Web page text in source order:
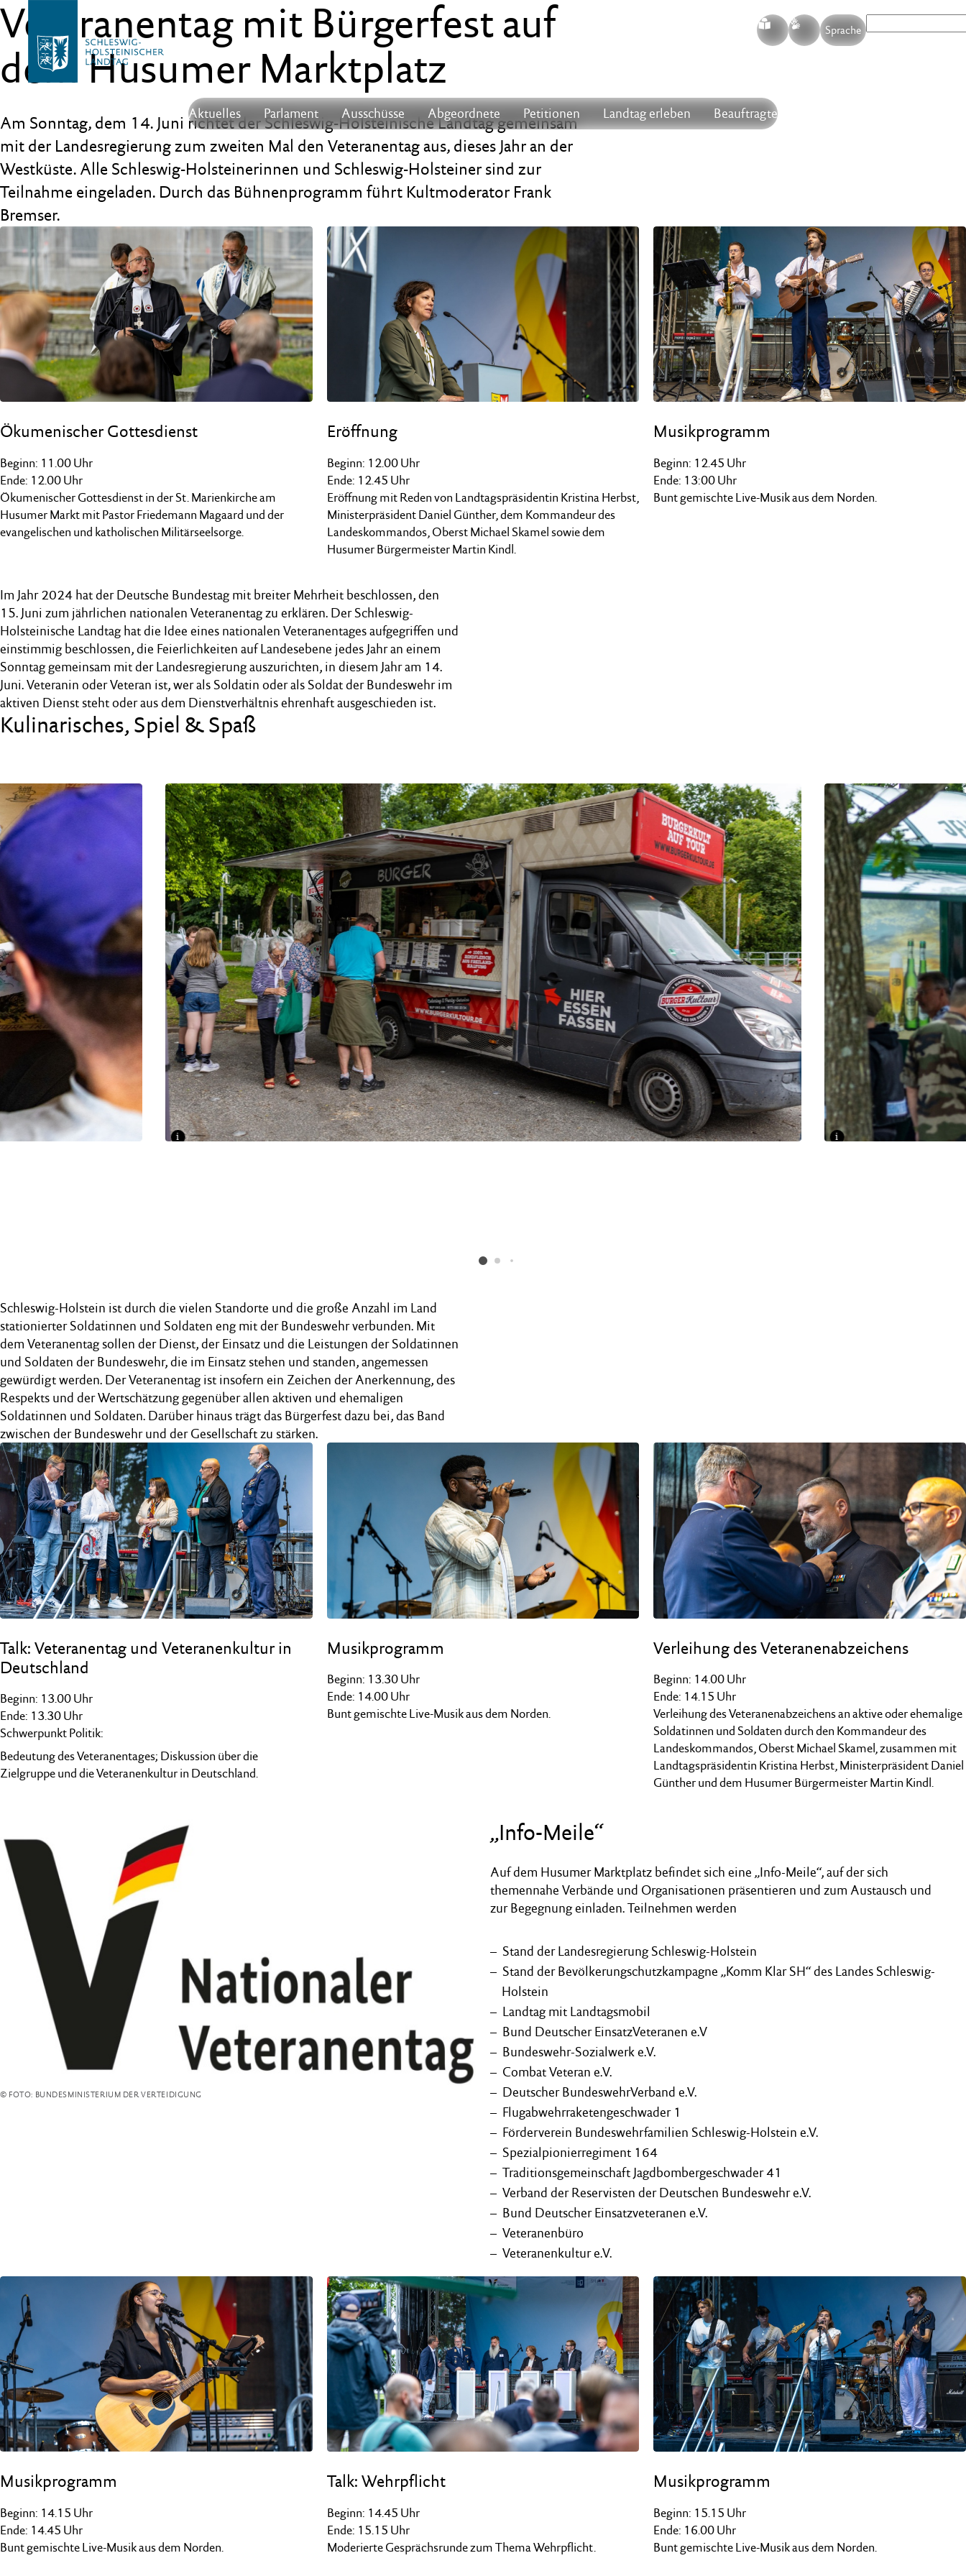
S G Sprache
Aktuelles Parlament Ausschüsse Abgeordnete Petitionen Landtag erleben Beauftragte
Veteranentag mit Bürgerfest auf
dem Husumer Marktplatz
Am Sonntag, dem 14. Juni richtet der Schleswig-Holsteinische Landtag gemeinsam
mit der Landesregierung zum zweiten Mal den Veteranentag aus, dieses Jahr an der
Westküste. Alle Schleswig-Holsteinerinnen und Schleswig-Holsteiner sind zur
Teilnahme eingeladen. Durch das Bühnenprogramm führt Kultmoderator Frank
Bremser.
Ökumenischer Gottesdienst
Beginn: 11.00 Uhr
Ende: 12.00 Uhr
Ökumenischer Gottesdienst in der St. Marienkirche am
Husumer Markt mit Pastor Friedemann Magaard und der
evangelischen und katholischen Militärseelsorge.
Eröffnung
Beginn: 12.00 Uhr
Ende: 12.45 Uhr
Eröffnung mit Reden von Landtagspräsidentin Kristina Herbst,
Ministerpräsident Daniel Günther, dem Kommandeur des
Landeskommandos, Oberst Michael Skamel sowie dem
Husumer Bürgermeister Martin Kindl.
Musikprogramm
Beginn: 12.45 Uhr
Ende: 13:00 Uhr
Bunt gemischte Live-Musik aus dem Norden.
Im Jahr 2024 hat der Deutsche Bundestag mit breiter Mehrheit beschlossen, den
15. Juni zum jährlichen nationalen Veteranentag zu erklären. Der Schleswig-
Holsteinische Landtag hat die Idee eines nationalen Veteranentages aufgegriffen und
einstimmig beschlossen, die Feierlichkeiten auf Landesebene jedes Jahr an einem
Sonntag gemeinsam mit der Landesregierung auszurichten, in diesem Jahr am 14.
Juni. Veteranin oder Veteran ist, wer als Soldatin oder als Soldat der Bundeswehr im
aktiven Dienst steht oder aus dem Dienstverhältnis ehrenhaft ausgeschieden ist.
Kulinarisches, Spiel & Spaß
i i
Schleswig-Holstein ist durch die vielen Standorte und die große Anzahl im Land
stationierter Soldatinnen und Soldaten eng mit der Bundeswehr verbunden. Mit
dem Veteranentag sollen der Dienst, der Einsatz und die Leistungen der Soldatinnen
und Soldaten der Bundeswehr, die im Einsatz stehen und standen, angemessen
gewürdigt werden. Der Veteranentag ist insofern ein Zeichen der Anerkennung, des
Respekts und der Wertschätzung gegenüber allen aktiven und ehemaligen
Soldatinnen und Soldaten. Darüber hinaus trägt das Bürgerfest dazu bei, das Band
zwischen der Bundeswehr und der Gesellschaft zu stärken.
Talk: Veteranentag und Veteranenkultur in
Deutschland
Beginn: 13.00 Uhr
Ende: 13.30 Uhr
Schwerpunkt Politik:
Bedeutung des Veteranentages; Diskussion über die
Zielgruppe und die Veteranenkultur in Deutschland.
Musikprogramm
Beginn: 13.30 Uhr
Ende: 14.00 Uhr
Bunt gemischte Live-Musik aus dem Norden.
Verleihung des Veteranenabzeichens
Beginn: 14.00 Uhr
Ende: 14.15 Uhr
Verleihung des Veteranenabzeichens an aktive oder ehemalige
Soldatinnen und Soldaten durch den Kommandeur des
Landeskommandos, Oberst Michael Skamel, zusammen mit
Landtagspräsidentin Kristina Herbst, Ministerpräsident Daniel
Günther und dem Husumer Bürgermeister Martin Kindl.
© FOTO: BUNDESMINISTERIUM DER VERTEIDIGUNG
„Info-Meile“
Auf dem Husumer Marktplatz befindet sich eine „Info-Meile“, auf der sich
themennahe Verbände und Organisationen präsentieren und zum Austausch und
zur Begegnung einladen. Teilnehmen werden
Stand der Landesregierung Schleswig-Holstein
Stand der Bevölkerungschutzkampagne „Komm Klar SH“ des Landes Schleswig-
Holstein
Landtag mit Landtagsmobil
Bund Deutscher EinsatzVeteranen e.V
Bundeswehr-Sozialwerk e.V.
Combat Veteran e.V.
Deutscher BundeswehrVerband e.V.
Flugabwehrraketengeschwader 1
Förderverein Bundeswehrfamilien Schleswig-Holstein e.V.
Spezialpionierregiment 164
Traditionsgemeinschaft Jagdbombergeschwader 41
Verband der Reservisten der Deutschen Bundeswehr e.V.
Bund Deutscher Einsatzveteranen e.V.
Veteranenbüro
Veteranenkultur e.V.
Musikprogramm
Beginn: 14.15 Uhr
Ende: 14.45 Uhr
Bunt gemischte Live-Musik aus dem Norden.
Talk: Wehrpflicht
Beginn: 14.45 Uhr
Ende: 15.15 Uhr
Moderierte Gesprächsrunde zum Thema Wehrpflicht.
Musikprogramm
Beginn: 15.15 Uhr
Ende: 16.00 Uhr
Bunt gemischte Live-Musik aus dem Norden.